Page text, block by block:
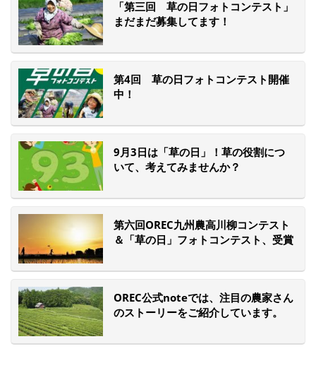
「第三回 草の日フォトコンテスト」
まだまだ募集してます！
第4回 草の日フォトコンテスト開催
中！
9月3日は「草の日」！草の役割につ
いて、考えてみませんか？
第六回OREC九州農高川柳コンテスト
＆「草の日」フォトコンテスト、受賞
OREC公式noteでは、注目の農家さん
のストーリーをご紹介しています。